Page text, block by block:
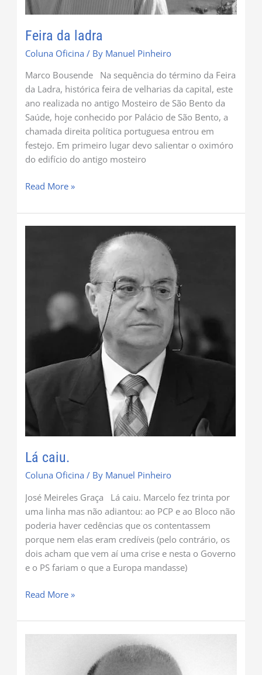
Feira da ladra
Coluna Oficina / By Manuel Pinheiro
Marco Bousende Na sequência do término da Feira
da Ladra, histórica feira de velharias da capital, este
ano realizada no antigo Mosteiro de São Bento da
Saúde, hoje conhecido por Palácio de São Bento, a
chamada direita política portuguesa entrou em
festejo. Em primeiro lugar devo salientar o oximóro
do edifício do antigo mosteiro
Read More »
Lá caiu.
Coluna Oficina / By Manuel Pinheiro
José Meireles Graça Lá caiu. Marcelo fez trinta por
uma linha mas não adiantou: ao PCP e ao Bloco não
poderia haver cedências que os contentassem
porque nem elas eram credíveis (pelo contrário, os
dois acham que vem aí uma crise e nesta o Governo
e o PS fariam o que a Europa mandasse)
Read More »